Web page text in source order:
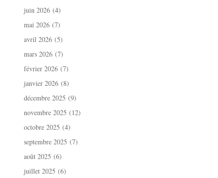
juin 2026 (4)
mai 2026 (7)
avril 2026 (5)
mars 2026 (7)
février 2026 (7)
janvier 2026 (8)
décembre 2025 (9)
novembre 2025 (12)
octobre 2025 (4)
septembre 2025 (7)
août 2025 (6)
juillet 2025 (6)